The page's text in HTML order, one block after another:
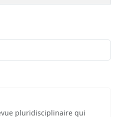
pluridisciplinaire qui